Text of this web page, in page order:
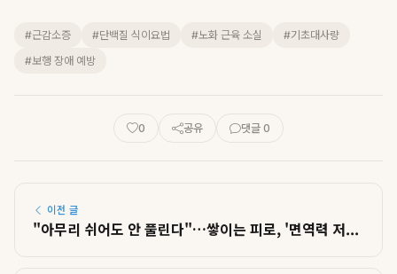
#근감소증 #단백질 식이요법 #노화 근육 소실
#기초대사량
#보행 장애 예방
0 공유 댓글 0
이전 글
"아무리 쉬어도 안 풀린다"…쌓이는 피로, '면역력 저...